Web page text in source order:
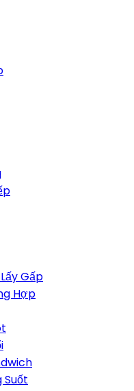
Gấp
Hợp
Suốt